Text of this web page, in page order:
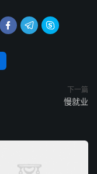
  
下一篇
慢就业